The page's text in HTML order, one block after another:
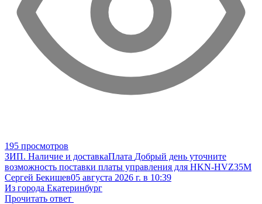
195 просмотров
ЗИП. Наличие и доставкаПлата Добрый день уточните
возможность поставки платы управления для HKN-HVZ35M
Сергей Бекишев05 августа 2026 г. в 10:39
Из города Екатеринбург
Прочитать ответ